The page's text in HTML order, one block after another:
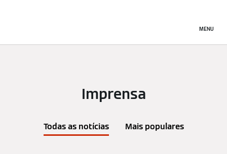
MENU
Imprensa
Todas as notícias Mais populares